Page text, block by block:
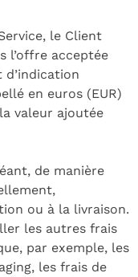
le Client
l’offre acceptée
en euros (EUR)
valeur ajoutée
de manière
ou à la livraison.
les autres frais
par exemple, les
les frais de